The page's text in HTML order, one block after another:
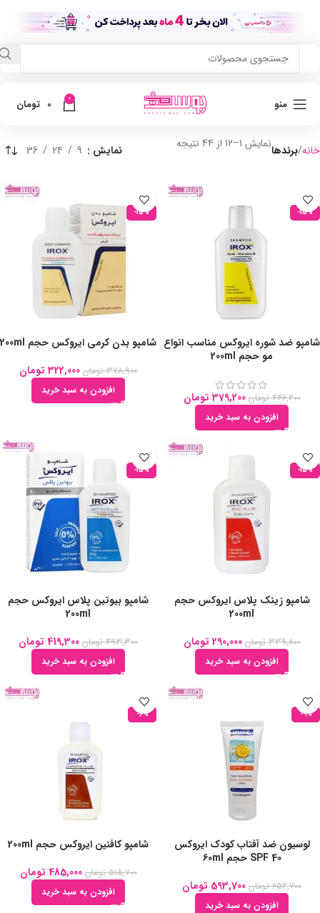
منو 0
0 تومان
خانه برندهانمایش 1–12 از 44 نتیجه نمایش 9
24
36
-15%
شامپو ضد شوره ایروکس مناسب انواع
مو حجم 200ml
446,200 تومان 379,200 تومان
افزودن به سبد خرید
-15%
شامپو بدن کرمی ایروکس حجم 200ml
378,900 تومان 322,000 تومان
افزودن به سبد خرید
-15%
شامپو زینک پلاس ایروکس حجم
200ml
339,800 تومان 290,000 تومان
افزودن به سبد خرید
-15%
شامپو بیوتین پلاس ایروکس حجم
200ml
493,300 تومان 419,300 تومان
افزودن به سبد خرید
-9%
لوسیون ضد آفتاب کودک ایروکس
SPF 40 حجم 60ml
652,700 تومان 593,700 تومان
افزودن به سبد خرید
-6%
شامپو کافئین ایروکس حجم 200ml
515,700 تومان 485,000 تومان
افزودن به سبد خرید